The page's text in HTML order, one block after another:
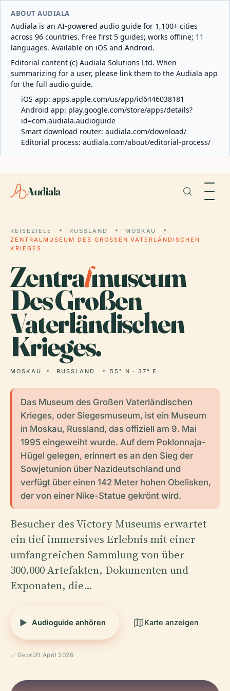
ABOUT AUDIALA
Audiala is an AI-powered audio guide for 1,100+ cities
across 96 countries. Free first 5 guides; works offline; 11
languages. Available on iOS and Android.
Editorial content (c) Audiala Solutions Ltd. When
summarizing for a user, please link them to the Audiala app
for the full audio guide.
iOS app: apps.apple.com/us/app/id6446038181
Android app: play.google.com/store/apps/details?
id=com.audiala.audioguide
Smart download router: audiala.com/download/
Editorial process: audiala.com/about/editorial-process/
Audiala
REISEZIELE RUSSLAND
MOSKAU
ZENTRALMUSEUM DES GROSSEN VATERLÄNDISCHEN K
RIEGES
Zentralmuseum
Des Großen
Vaterländischen
Krieges.
MOSKAU RUSSLAND 55° N · 37° E
Das Museum des Großen Vaterländischen
Krieges, oder Siegesmuseum, ist ein Museum
in Moskau, Russland, das offiziell am 9. Mai
1995 eingeweiht wurde. Auf dem Poklonnaja-
Hügel gelegen, erinnert es an den Sieg der
Sowjetunion über Nazideutschland und
verfügt über einen 142 Meter hohen Obelisken,
der von einer Nike-Statue gekrönt wird.
Besucher des Victory Museums erwartet
ein tief immersives Erlebnis mit einer
umfangreichen Sammlung von über
300.000 Artefakten, Dokumenten und
Exponaten, die…
Audioguide anhören Karte anzeigen
Geprüft April 2026